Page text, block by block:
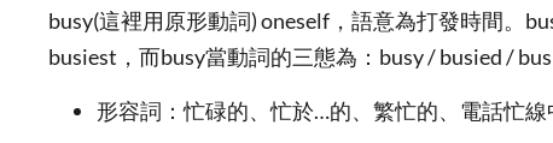
busy(這裡用原形動詞) oneself，語意為打發時間。
busiest，而busy當動詞的三態為：busy / busied /
形容詞：忙碌的、忙於…的、繁忙的、電話忙線